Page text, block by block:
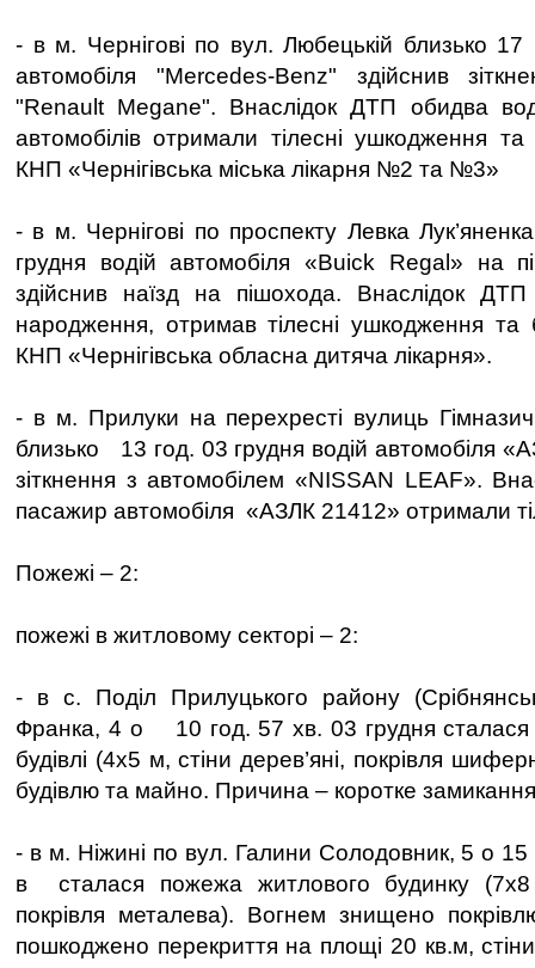
- в м. Чернігові по вул. Любецькій близько 17
автомобіля "Mercedes-Benz" здійснив
"Renault Megane". Внаслідок ДТП обидва
автомобілів отримали тілесні ушкодження
КНП «Чернігівська міська лікарня №2 та №3»
- в м. Чернігові по проспекту Левка
грудня водій автомобіля «Buick Regal» на
здійснив наїзд на пішохода. Внаслідок
народження, отримав тілесні ушкодження
КНП «Чернігівська обласна дитяча лікарня».
- в м. Прилуки на перехресті вулиць
близько 13 год. 03 грудня водій автомобіля
зіткнення з автомобілем «NISSAN LEAF».
пасажир автомобіля «АЗЛК 21412» отримали
Пожежі – 2:
пожежі в житловому секторі – 2:
- в с. Поділ Прилуцького району
Франка, 4 о 10 год. 57 хв. 03 грудня сталася
будівлі (4х5 м, стіни дерев’яні, покрівля
будівлю та майно. Причина – коротке
- в м. Ніжині по вул. Галини Солодовник, 5 о 15
в сталася пожежа житлового будинку (7х8
покрівля металева). Вогнем знищено
пошкоджено перекриття на площі 20 кв.м,